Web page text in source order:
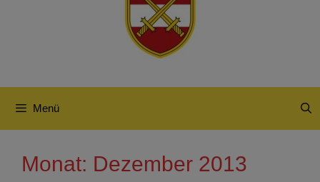
Menü
Monat: Dezember 2013